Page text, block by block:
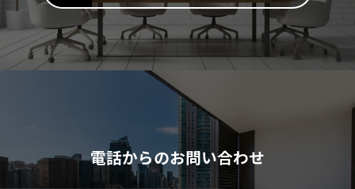
電話からのお問い合わせ